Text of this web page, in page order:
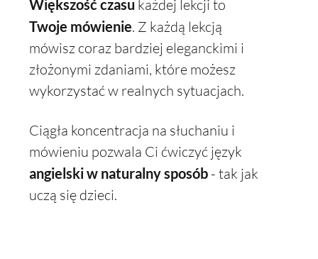
Większość czasu każdej lekcji to
Twoje mówienie. Z każdą lekcją
mówisz coraz bardziej eleganckimi i
złożonymi zdaniami, które możesz
wykorzystać w realnych sytuacjach.
Ciągła koncentracja na słuchaniu i
mówieniu pozwala Ci ćwiczyć język
angielski w naturalny sposób - tak jak
uczą się dzieci.